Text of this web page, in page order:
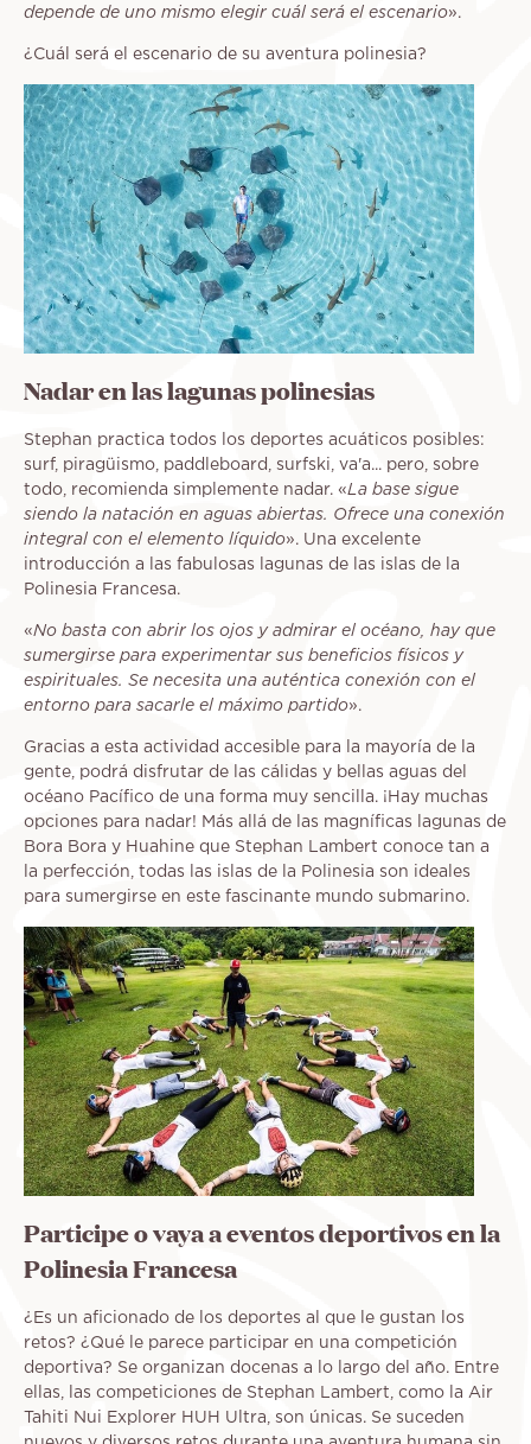
depende de uno mismo elegir cuál será el escenario».
¿Cuál será el escenario de su aventura polinesia?
Nadar en las lagunas polinesias
Stephan practica todos los deportes acuáticos posibles:
surf, piragüismo, paddleboard, surfski, va'a... pero, sobre
todo, recomienda simplemente nadar. «La base sigue
siendo la natación en aguas abiertas. Ofrece una conexión
integral con el elemento líquido». Una excelente
introducción a las fabulosas lagunas de las islas de la
Polinesia Francesa.
«No basta con abrir los ojos y admirar el océano, hay que
sumergirse para experimentar sus beneficios físicos y
espirituales. Se necesita una auténtica conexión con el
entorno para sacarle el máximo partido».
Gracias a esta actividad accesible para la mayoría de la
gente, podrá disfrutar de las cálidas y bellas aguas del
océano Pacífico de una forma muy sencilla. ¡Hay muchas
opciones para nadar! Más allá de las magníficas lagunas de
Bora Bora y Huahine que Stephan Lambert conoce tan a
la perfección, todas las islas de la Polinesia son ideales
para sumergirse en este fascinante mundo submarino.
Participe o vaya a eventos deportivos en la
Polinesia Francesa
¿Es un aficionado de los deportes al que le gustan los
retos? ¿Qué le parece participar en una competición
deportiva? Se organizan docenas a lo largo del año. Entre
ellas, las competiciones de Stephan Lambert, como la Air
Tahiti Nui Explorer HUH Ultra, son únicas. Se suceden